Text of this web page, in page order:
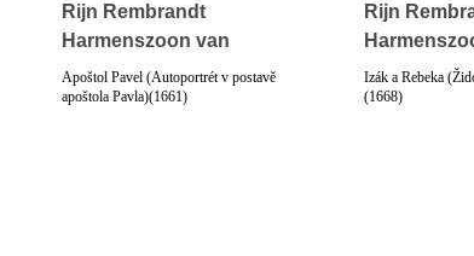
Rijn Rembrandt
Harmenszoon van
Apoštol Pavel (Autoportrét v postavě
apoštola Pavla)(1661)
Rijn
Izák a Rebeka
(1668)